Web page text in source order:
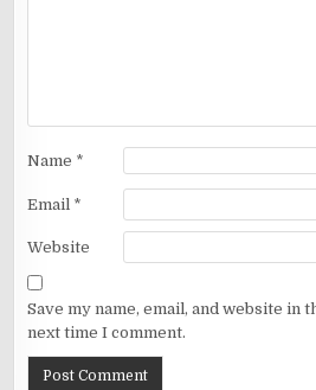
Name *
Email *
Website
Save my name, email, and website in
next time I comment.